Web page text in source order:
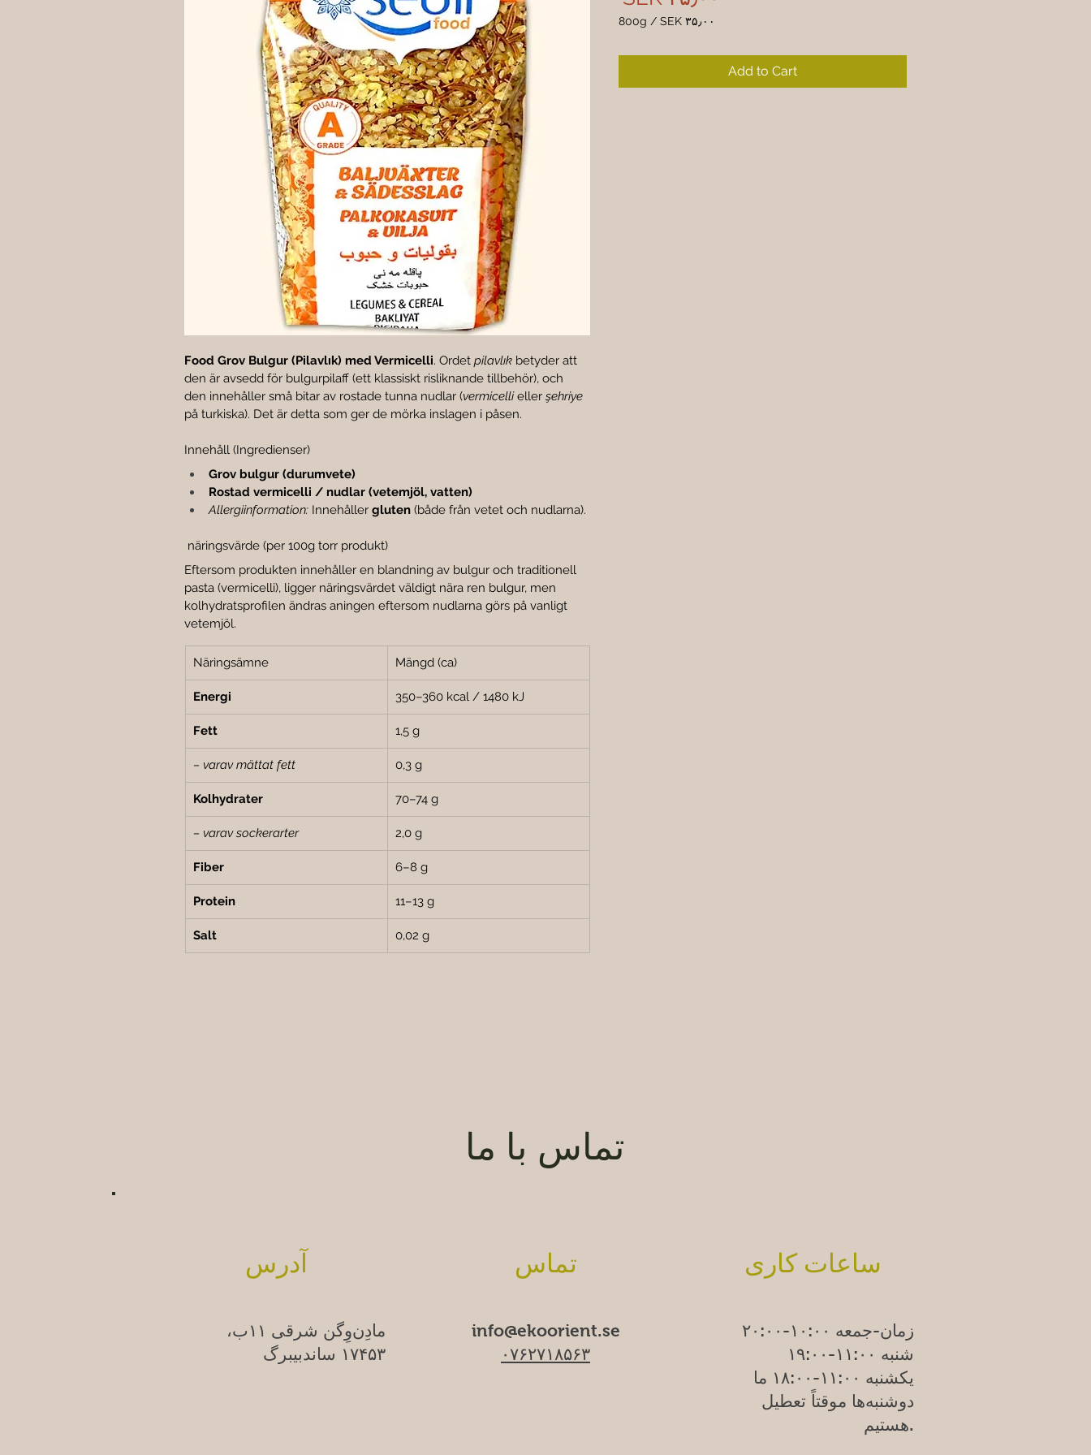
Food Grov Bulgur (Pilavlık) med Vermicelli. Ordet pilavlık betyder att
den är avsedd för bulgurpilaff (ett klassiskt risliknande tillbehör), och
den innehåller små bitar av rostade tunna nudlar (vermicelli eller şehriye
på turkiska). Det är detta som ger de mörka inslagen i påsen.
Innehåll (Ingredienser)
Grov bulgur (durumvete)
Rostad vermicelli / nudlar (vetemjöl, vatten)
Allergiinformation: Innehåller gluten (både från vetet och nudlarna).
näringsvärde (per 100g torr produkt)
Eftersom produkten innehåller en blandning av bulgur och traditionell
pasta (vermicelli), ligger näringsvärdet väldigt nära ren bulgur, men
kolhydratsprofilen ändras aningen eftersom nudlarna görs på vanligt
vetemjöl.
Näringsämne Mängd (ca)
Energi 350–360 kcal / 1480 kJ
Fett 1,5 g
– varav mättat fett 0,3 g
Kolhydrater 70–74 g
– varav sockerarter 2,0 g
Fiber 6–8 g
Protein 11–13 g
Salt 0,02 g
SEK ۳۵٫۰۰ /
800g
Add to Cart
تماس با ما
آدرس
مادِن‌وِگن شرقی ۱۱ب،
۱۷۴۵۳ ساندبیبرگ
تماس
info@ekoorient.se
۰۷۶۲۷۱۸۵۶۳
ساعات کاری
زمان-جمعه ۱۰:۰۰-۲۰:۰۰
شنبه ۱۱:۰۰-۱۹:۰۰
یکشنبه ۱۱:۰۰-۱۸:۰۰
ما
دوشنبه‌ها موقتاً تعطیل
هستیم.